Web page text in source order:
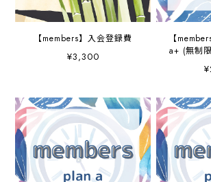
【members】入会登録費
¥3,300
【
a+ (無制